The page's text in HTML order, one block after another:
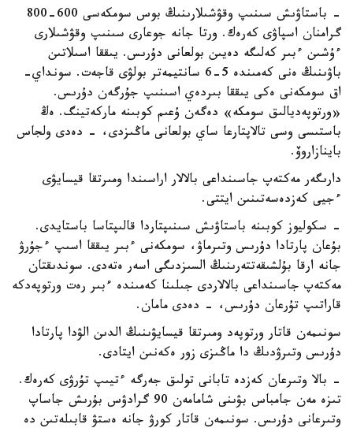
- باستاۋىش سىنىپ وقۋشىلارىنىڭ بوس سومكەسى 600-800
گرامنان اسپاۋى كەرەك. ورتا جانە جوعارى سىنىپ وقۋشىلارى
ءۇشىن ءبىر كەلىگە دەيىن بولعانى دۇرىس. يىققا اسىلاتىن
باۋىنىڭ ەنى كەمىندە 5-6 سانتيمەتر بولۋى قاجەت. سونداي-
اق سومكەنى ەكى يىققا بىردەي اسىنىپ جۇرگەن دۇرىس.
«ورتوپەديالىق سومكە» دەگەن ۇعىم كوبىنە ماركەتينگ. ەڭ
باستىسى وسى تالاپتارعا ساي بولعانى ماڭىزدى، - دەدى ولجاس
باينازاروۆ.
دارىگەر مەكتەپ جاسىنداعى بالالار اراسىندا ومىرتقا قيسايۋى
ءجيى كەزدەسەتىنىن ايتتى.
- سكوليوز كوبىنە باستاۋىش سىنىپتاردا قالىپتاسا باستايدى.
بۇعان پارتادا دۇرىس وتىرماۋ، سومكەنى ءبىر يىققا اسىپ ءجۇرۋ
جانە ارقا بۇلشىقەتتەرىنىڭ السىزدىگى اسەر ەتەدى. سوندىقتان
مەكتەپ جاسىنداعى بالالاردى جىلىنا كەمىندە ءبىر رەت ورتوپەدكە
قاراتىپ تۇرعان دۇرىس، - دەدى مامان.
سونىمەن قاتار ورتوپەد ومىرتقا قيسايۋىنىڭ الدىن الۋدا پارتادا
دۇرىس وتىرۋدىڭ دا ماڭىزى زور ەكەنىن ايتادى.
- بالا وتىرعان كەزدە تابانى تولىق جەرگە ءتيىپ تۇرۋى كەرەك.
تىزە مەن جامباس بۋىنى شامامەن 90 گرادۋس بۇرىش جاساپ
وتىرعانى دۇرىس. سونىمەن قاتار كورۋ جانە ەستۋ قابىلەتىن دە